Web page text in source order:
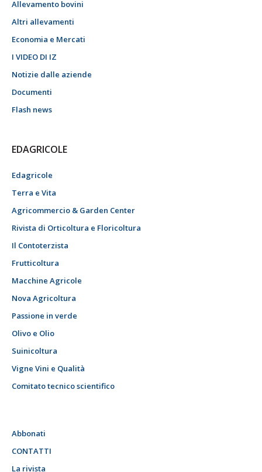
Allevamento bovini
Altri allevamenti
Economia e Mercati
I VIDEO DI IZ
Notizie dalle aziende
Documenti
Flash news
EDAGRICOLE
Edagricole
Terra e Vita
Agricommercio & Garden Center
Rivista di Orticoltura e Floricoltura
Il Contoterzista
Frutticoltura
Macchine Agricole
Nova Agricoltura
Passione in verde
Olivo e Olio
Suinicoltura
Vigne Vini e Qualità
Comitato tecnico scientifico
Abbonati
CONTATTI
La rivista